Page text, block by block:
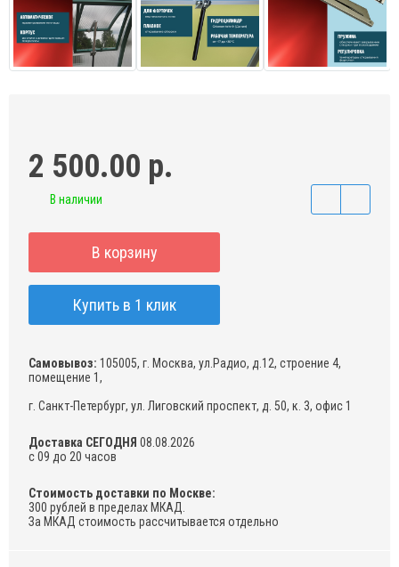
2 500.00 р.
В наличии
В корзину
Купить в 1 клик
Самовывоз: 105005, г. Москва, ул.Радио, д.12, строение 4,
помещение 1,
г. Санкт-Петербург, ул. Лиговский проспект, д. 50, к. 3, офис 1
Доставка СЕГОДНЯ 08.08.2026
с 09 до 20 часов
Стоимость доставки по Москве:
300 рублей в пределах МКАД.
За МКАД стоимость рассчитывается отдельно